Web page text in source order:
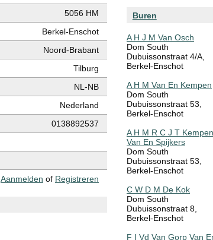
5056 HM
Berkel-Enschot
Noord-Brabant
Tilburg
NL-NB
Nederland
0138892537
Aanmelden of Registreren
Buren
A H J M Van Osch
Dom South
Dubuissonstraat 4/A,
Berkel-Enschot
A H M Van En Kempen
Dom South
Dubuissonstraat 53,
Berkel-Enschot
A H M R C J T Kempen
Van En Spijkers
Dom South
Dubuissonstraat 53,
Berkel-Enschot
C W D M De Kok
Dom South
Dubuissonstraat 8,
Berkel-Enschot
F I Vd Van Gorp Van